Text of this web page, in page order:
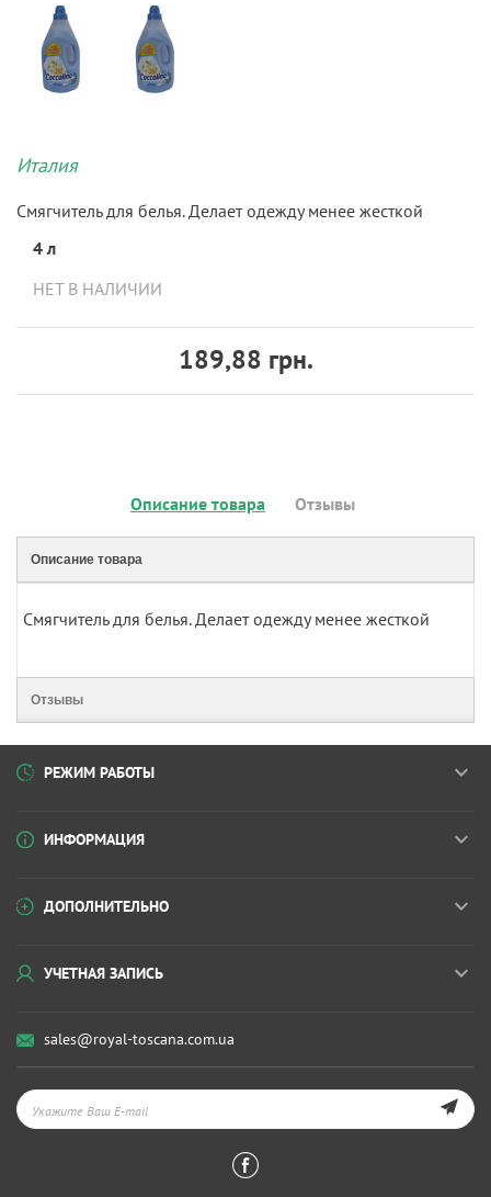
Италия
Смягчитель для белья. Делает одежду менее жесткой
4 л
НЕТ В НАЛИЧИИ
189,88 грн.
Описание товара Отзывы
Описание товара
Смягчитель для белья. Делает одежду менее жесткой
Отзывы
РЕЖИМ РАБОТЫ
ИНФОРМАЦИЯ
ДОПОЛНИТЕЛЬНО
УЧЕТНАЯ ЗАПИСЬ
sales@royal-toscana.com.ua